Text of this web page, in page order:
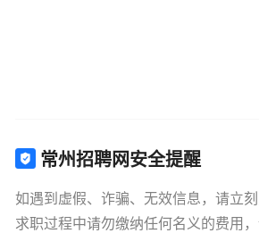
常州招聘网安全提醒
如遇到虚假、诈骗、无效信息，请立刻
求职过程中请勿缴纳任何名义的费用